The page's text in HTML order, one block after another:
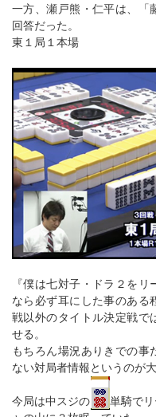
一方、瀬戸熊・仁平は、「
回答だった。
東１局１本場
『僕は七対子・ドラ２を
なら必ず耳にした事のある
戦以外のタイトル決定戦で
せる。
もちろん場況ありきでの事
ない対局者情報というのが
今局は中スジの
単騎で